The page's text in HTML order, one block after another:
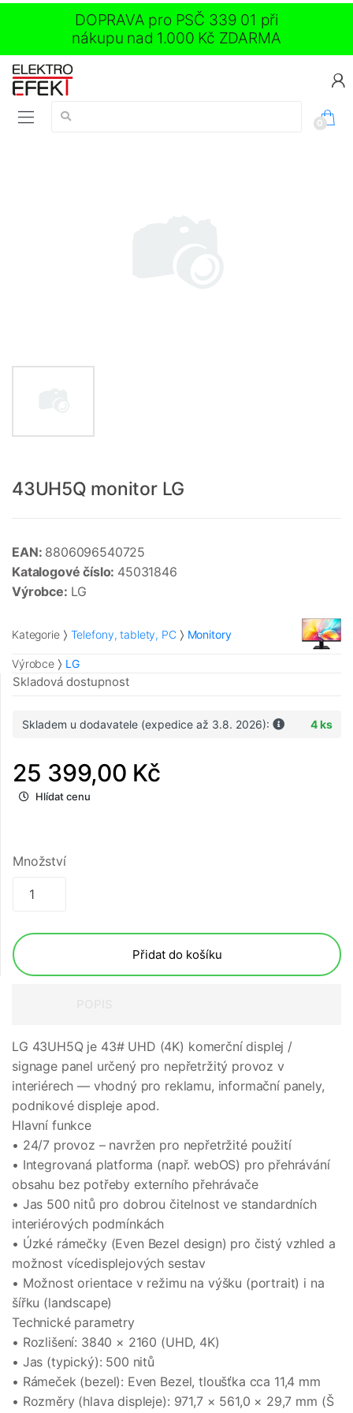
DOPRAVA pro PSČ 339 01 při
nákupu nad 1.000 Kč ZDARMA
Vyhledávání:
0
43UH5Q monitor LG
EAN: 8806096540725
Katalogové číslo: 45031846
Výrobce: LG
Kategorie Telefony, tablety, PC Monitory
Výrobce LG
Skladová dostupnost
Skladem u dodavatele (expedice až 3.8. 2026): 4 ks
25 399,00 Kč
Hlídat cenu
Množství
Přidat do košíku
LG 43UH5Q je 43# UHD (4K) komerční displej /
signage panel určený pro nepřetržitý provoz v
interiérech — vhodný pro reklamu, informační panely,
podnikové displeje apod.
Hlavní funkce
• 24/7 provoz – navržen pro nepřetržité použití
• Integrovaná platforma (např. webOS) pro přehrávání
obsahu bez potřeby externího přehrávače
• Jas 500 nitů pro dobrou čitelnost ve standardních
interiérových podmínkách
• Úzké rámečky (Even Bezel design) pro čistý vzhled a
možnost vícedisplejových sestav
• Možnost orientace v režimu na výšku (portrait) i na
šířku (landscape)
Technické parametry
• Rozlišení: 3840 × 2160 (UHD, 4K)
• Jas (typický): 500 nitů
• Rámeček (bezel): Even Bezel, tloušťka cca 11,4 mm
• Rozměry (hlava displeje): 971,7 × 561,0 × 29,7 mm (Š